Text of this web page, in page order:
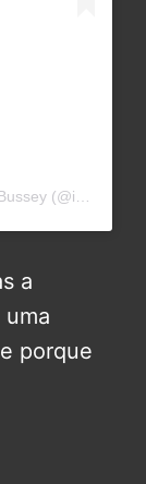
Uma publicação compartilhada por Indya Bussey (@indyabussey)
a
porque